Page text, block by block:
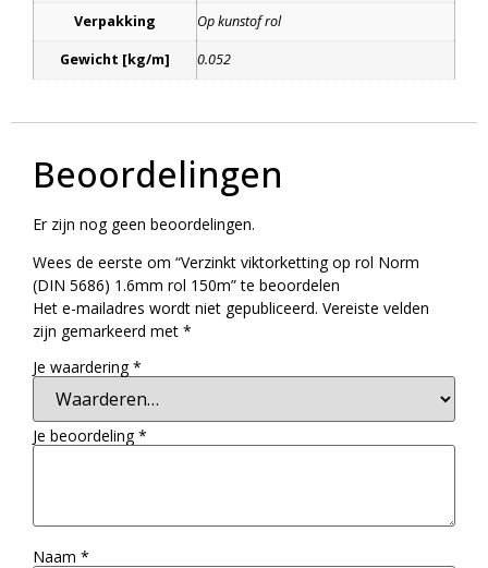
Verpakking Op kunstof rol
Gewicht [kg/m] 0.052
Beoordelingen
Er zijn nog geen beoordelingen.
Wees de eerste om “Verzinkt viktorketting op rol Norm
(DIN 5686) 1.6mm rol 150m” te beoordelen
Het e-mailadres wordt niet gepubliceerd. Vereiste velden
zijn gemarkeerd met *
Je waardering*
Je beoordeling*
Naam *